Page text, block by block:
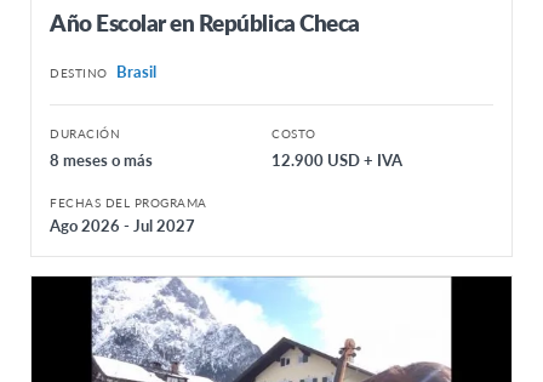
Año Escolar en República Checa
DESTINO Brasil
DURACIÓN
8 meses o más
COSTO
12.900 USD + IVA
FECHAS DEL PROGRAMA
Ago 2026 - Jul 2027